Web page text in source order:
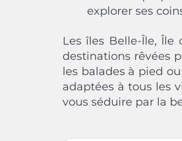
explorer ses
Les îles Belle-Île, Île
destinations rêvées
les balades à pied
adaptées à tous les
vous séduire par la